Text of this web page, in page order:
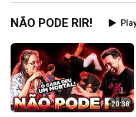
NÃO PODE RIR!
20:38